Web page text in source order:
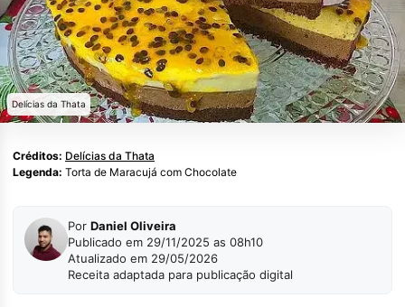
Delícias da Thata
Créditos: Delícias da Thata
Legenda: Torta de Maracujá com Chocolate
Por Daniel Oliveira
Publicado em 29/11/2025 as 08h10
Atualizado em 29/05/2026
Receita adaptada para publicação digital